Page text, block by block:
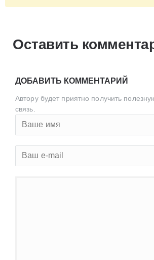
Оставить
ДОБАВИТЬ КОММЕНТАРИЙ
Автору будет приятно получить
связь.